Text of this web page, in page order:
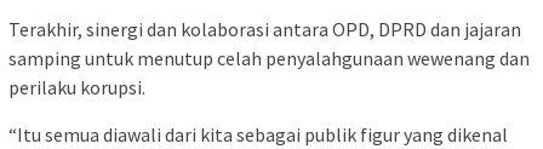
Terakhir, sinergi dan kolaborasi antara OPD, DPRD dan jajaran
samping untuk menutup celah penyalahgunaan wewenang dan
perilaku korupsi.
“Itu semua diawali dari kita sebagai publik figur yang dikenal